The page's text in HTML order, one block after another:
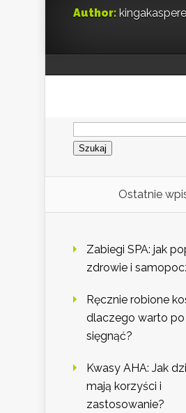
Author:
Szukaj:
Ostatnie
Zabiegi SPA: jak
zdrowie i
Ręcznie robione
dlaczego warto po
sięgnąć?
Kwasy AHA: Jak
mają korzyści i
zastosowanie?